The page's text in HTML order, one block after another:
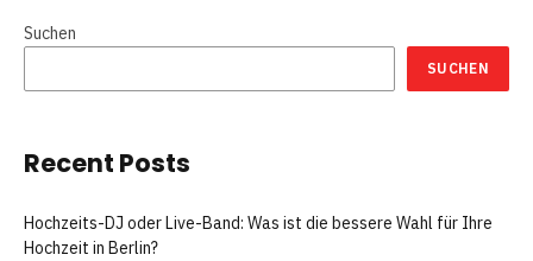
Suchen
SUCHEN
Recent Posts
Hochzeits-DJ oder Live-Band: Was ist die bessere Wahl für Ihre
Hochzeit in Berlin?